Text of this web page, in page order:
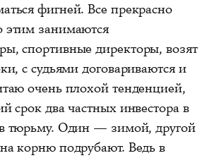
фигней. Все прекрасно
этим занимаются
спортивные директоры, возят
с судьями договариваются и
очень плохой тенденцией,
срок два частных инвестора в
тюрьму. Один — зимой, другой
корню подрубают. Ведь в